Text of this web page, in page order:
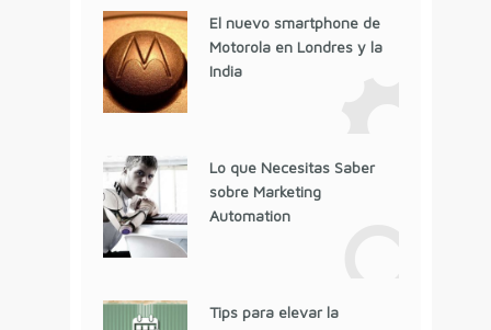
El nuevo smartphone de
Motorola en Londres y la
India
Lo que Necesitas Saber
sobre Marketing
Automation
Tips para elevar la